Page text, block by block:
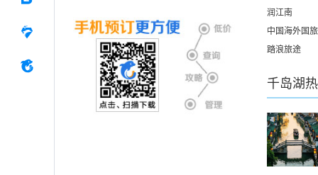
润江南
中国海外国旅
踏浪旅途
千岛湖